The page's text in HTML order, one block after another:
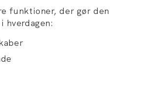
funktioner, der gør den
hverdagen: